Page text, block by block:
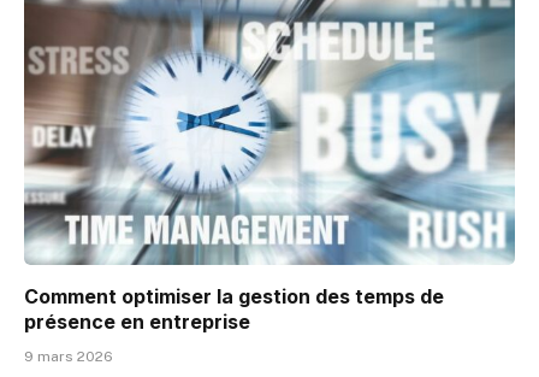
Comment optimiser la gestion des temps de
présence en entreprise
9 mars 2026